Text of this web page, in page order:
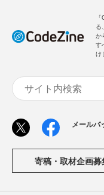
る
か
す
け
メールバ
寄稿・取材企画募